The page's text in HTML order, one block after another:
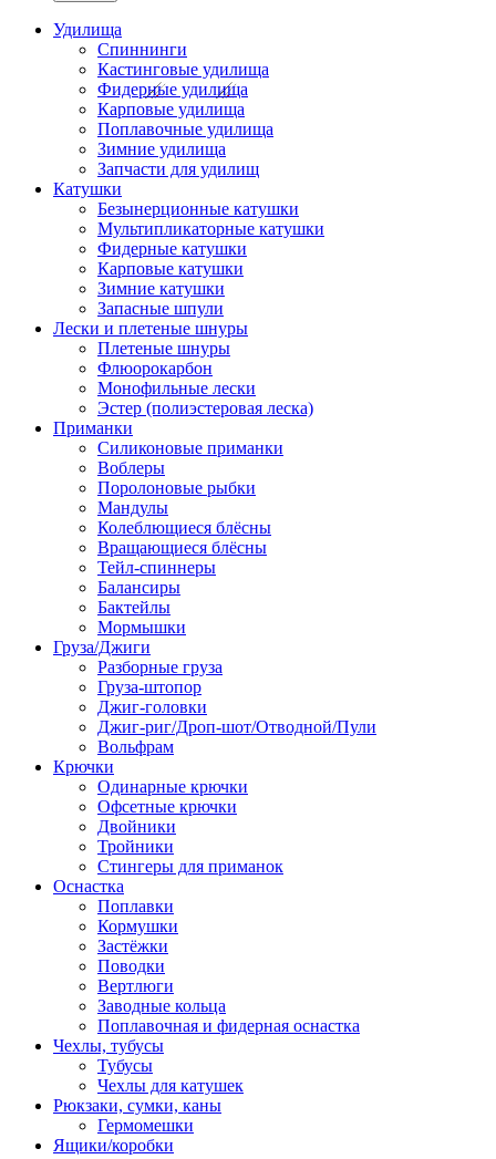
Удилища
Спиннинги
Кастинговые удилища
Фидерные удилища
Карповые удилища
Поплавочные удилища
Зимние удилища
Запчасти для удилищ
Катушки
Безынерционные катушки
Мультипликаторные катушки
Фидерные катушки
Карповые катушки
Зимние катушки
Запасные шпули
Лески и плетеные шнуры
Плетеные шнуры
Флюорокарбон
Монофильные лески
Эстер (полиэстеровая леска)
Приманки
Силиконовые приманки
Воблеры
Поролоновые рыбки
Мандулы
Колеблющиеся блёсны
Вращающиеся блёсны
Тейл-спиннеры
Балансиры
Бактейлы
Мормышки
Груза/Джиги
Разборные груза
Груза-штопор
Джиг-головки
Джиг-риг/Дроп-шот/Отводной/Пули
Вольфрам
Крючки
Одинарные крючки
Офсетные крючки
Двойники
Тройники
Стингеры для приманок
Оснастка
Поплавки
Кормушки
Застёжки
Поводки
Вертлюги
Заводные кольца
Поплавочная и фидерная оснастка
Чехлы, тубусы
Тубусы
Чехлы для катушек
Рюкзаки, сумки, каны
Гермомешки
Ящики/коробки